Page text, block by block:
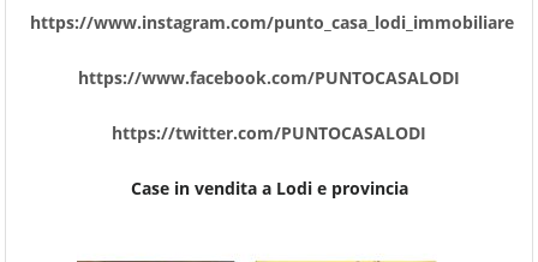
https://www.instagram.com/punto_casa_lodi_immobiliare
https://www.facebook.com/PUNTOCASALODI
https://twitter.com/PUNTOCASALODI
Case in vendita a Lodi e provincia